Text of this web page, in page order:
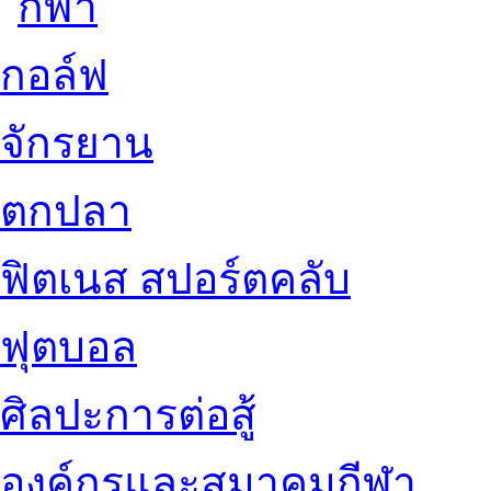
กอล์ฟ
จักรยาน
ตกปลา
ฟิตเนส สปอร์ตคลับ
ฟุตบอล
ศิลปะการต่อสู้